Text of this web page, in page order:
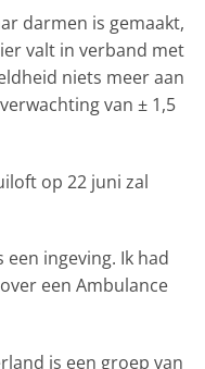
darmen is gemaakt,
valt in verband met
niets meer aan
van ± 1,5
op 22 juni zal
ingeving. Ik had
een Ambulance
is een groep van